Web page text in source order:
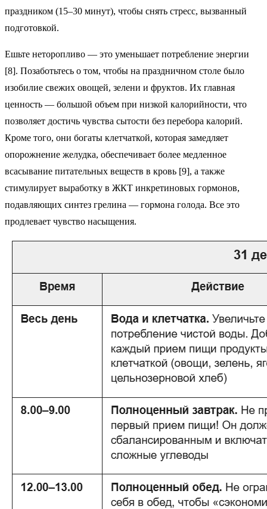
праздником (15–30 минут), чтобы снять стресс, вызванный
подготовкой.
Ешьте неторопливо — это уменьшает потребление энергии
[8]. Позаботьтесь о том, чтобы на праздничном столе было
изобилие свежих овощей, зелени и фруктов. Их главная
ценность — большой объем при низкой калорийности, что
позволяет достичь чувства сытости без перебора калорий.
Кроме того, они богаты клетчаткой, которая замедляет
опорожнение желудка, обеспечивает более медленное
всасывание питательных веществ в кровь [9], а также
стимулирует выработку в ЖКТ инкретиновых гормонов,
подавляющих синтез грелина — гормона голода. Все это
продлевает чувство насыщения.